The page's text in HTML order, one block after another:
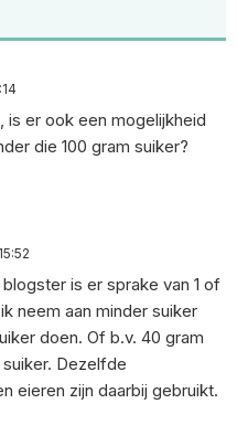
is er ook een mogelijkheid
die 100 gram suiker?
is er sprake van 1 of
neem aan minder suiker
doen. Of b.v. 40 gram
Dezelfde
eieren zijn daarbij gebruikt.